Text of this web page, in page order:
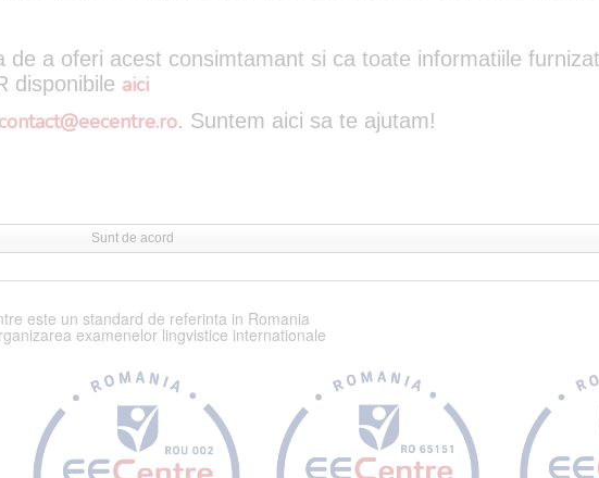
a oferi acest consimtamant si ca toate informatiile
disponibile aici
contact@eecentre.ro. Suntem aici sa te ajutam!
Sunt de acord
este un standard de referinta in Romania
examenelor lingvistice internationale